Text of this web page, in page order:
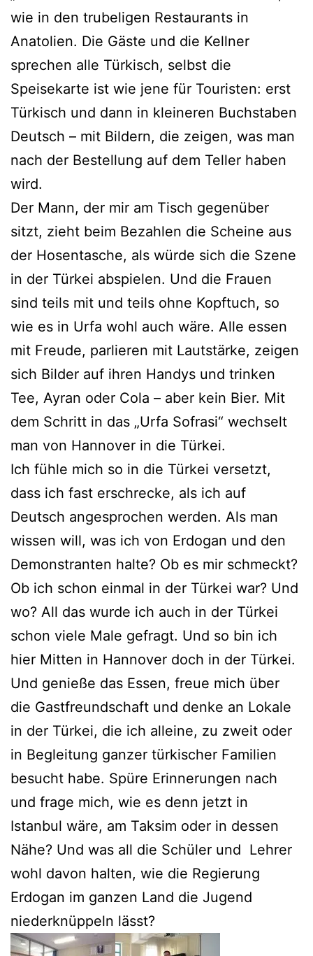
wie in den trubeligen Restaurants in
Anatolien. Die Gäste und die Kellner
sprechen alle Türkisch, selbst die
Speisekarte ist wie jene für Touristen: erst
Türkisch und dann in kleineren Buchstaben
Deutsch – mit Bildern, die zeigen, was man
nach der Bestellung auf dem Teller haben
wird.
Der Mann, der mir am Tisch gegenüber
sitzt, zieht beim Bezahlen die Scheine aus
der Hosentasche, als würde sich die Szene
in der Türkei abspielen. Und die Frauen
sind teils mit und teils ohne Kopftuch, so
wie es in Urfa wohl auch wäre. Alle essen
mit Freude, parlieren mit Lautstärke, zeigen
sich Bilder auf ihren Handys und trinken
Tee, Ayran oder Cola – aber kein Bier. Mit
dem Schritt in das „Urfa Sofrasi“ wechselt
man von Hannover in die Türkei.
Ich fühle mich so in die Türkei versetzt,
dass ich fast erschrecke, als ich auf
Deutsch angesprochen werden. Als man
wissen will, was ich von Erdogan und den
Demonstranten halte? Ob es mir schmeckt?
Ob ich schon einmal in der Türkei war? Und
wo? All das wurde ich auch in der Türkei
schon viele Male gefragt. Und so bin ich
hier Mitten in Hannover doch in der Türkei.
Und genieße das Essen, freue mich über
die Gastfreundschaft und denke an Lokale
in der Türkei, die ich alleine, zu zweit oder
in Begleitung ganzer türkischer Familien
besucht habe. Spüre Erinnerungen nach
und frage mich, wie es denn jetzt in
Istanbul wäre, am Taksim oder in dessen
Nähe? Und was all die Schüler und Lehrer
wohl davon halten, wie die Regierung
Erdogan im ganzen Land die Jugend
niederknüppeln lässt?